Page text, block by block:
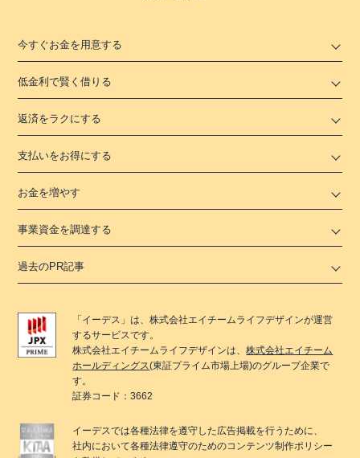
今すぐお金を用意する
低金利で賢く借りる
返済をラクにする
支払いをお得にする
お金を増やす
事業資金を調達する
過去のPR記事
「 イーデス 」は、株式会社エイチームライフデザインが運営
するサービスです。
株式会社エイチームライフデザインは、株式会社エイチーム
ホールディングス(東証プライム市場上場)のグループ企業で
す。
証券コード：3662
イーデスでは各種法律を遵守した広告掲載を行うために、
社内において各種法律遵守のためのコンテンツ制作ポリシー